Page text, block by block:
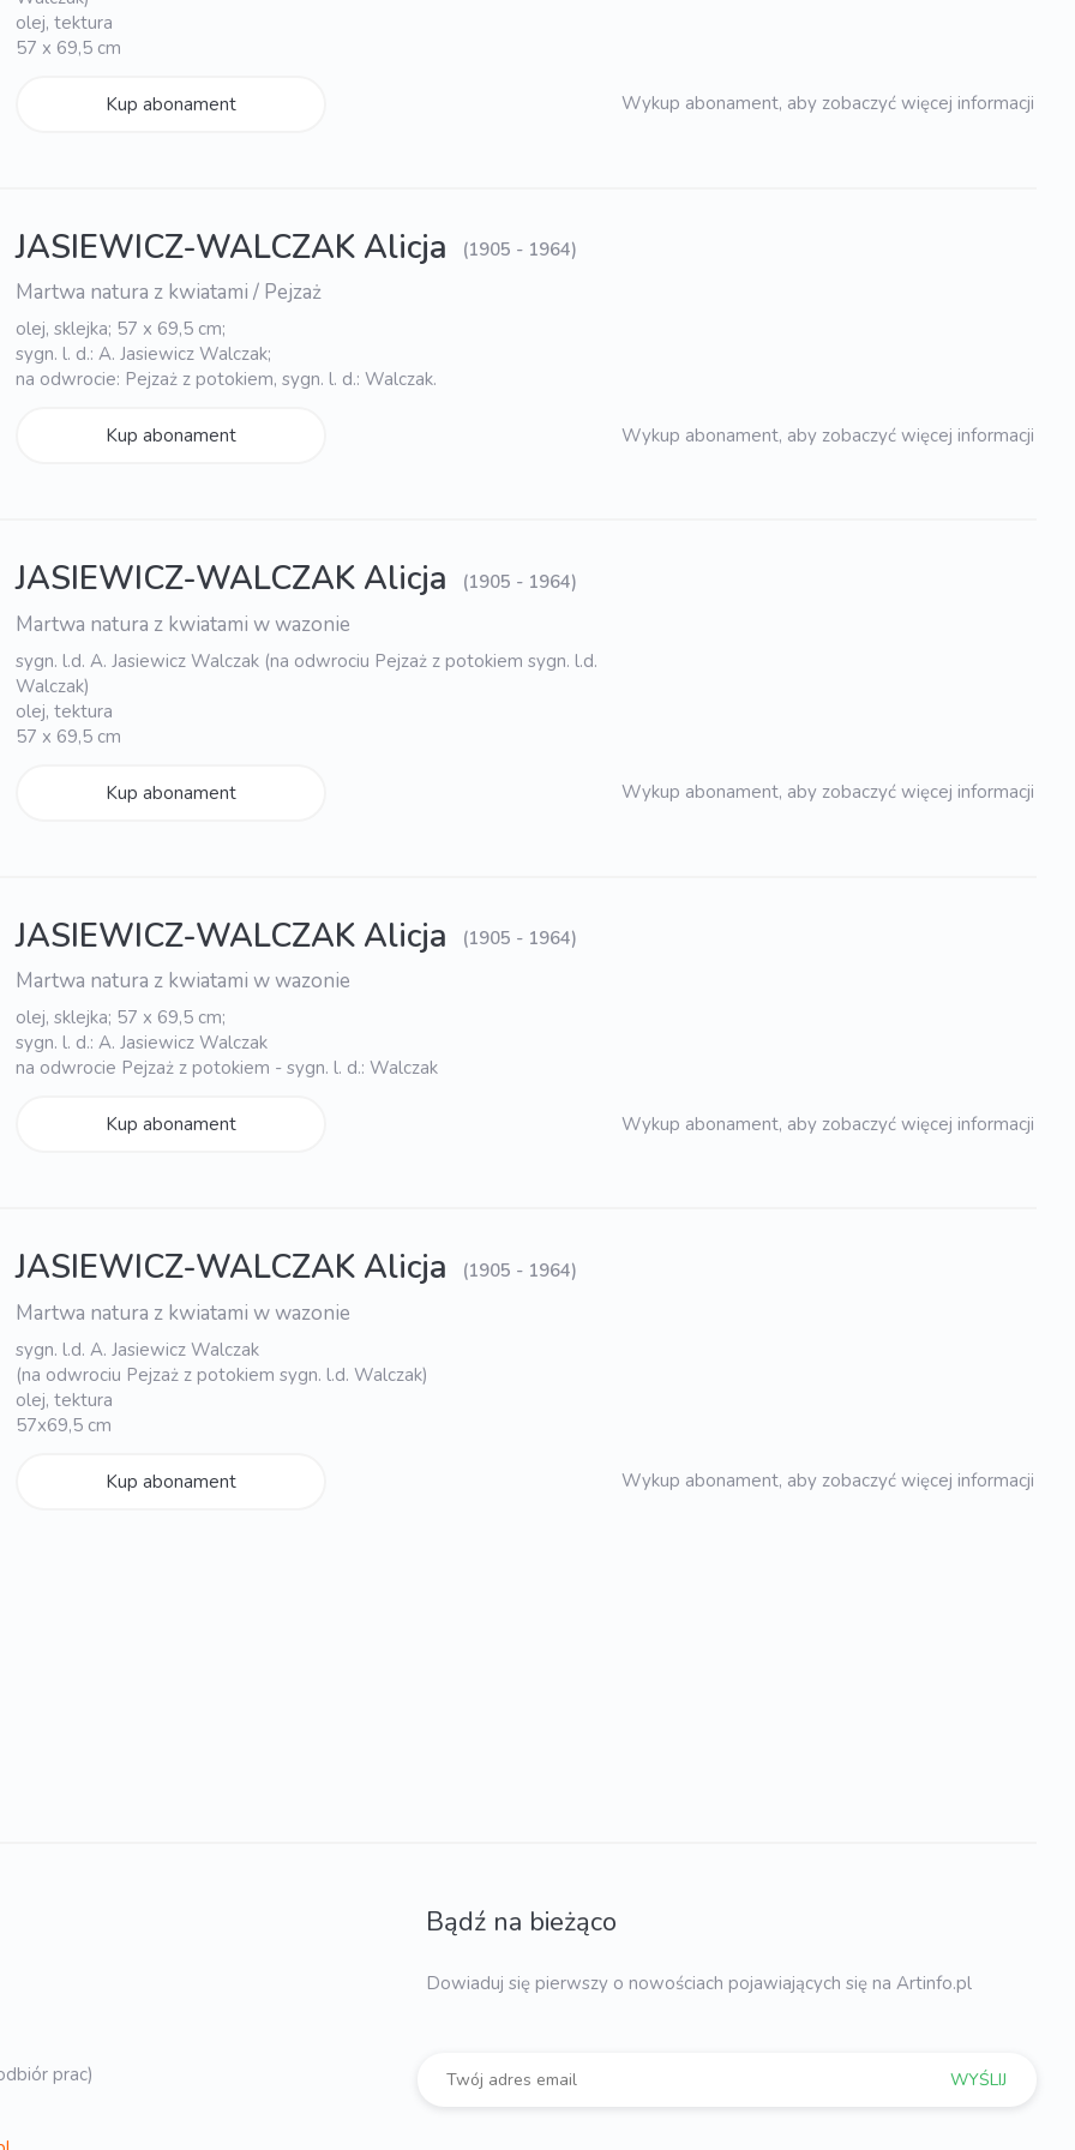
olej, tektura
57 x 69,5 cm
Kup abonament Wykup abonament, aby zobaczyć więcej informacji
JASIEWICZ-WALCZAK Alicja (1905 - 1964)
Martwa natura z kwiatami / Pejzaż
olej, sklejka; 57 x 69,5 cm;
sygn. l. d.: A. Jasiewicz Walczak;
na odwrocie: Pejzaż z potokiem, sygn. l. d.: Walczak.
Kup abonament Wykup abonament, aby zobaczyć więcej informacji
JASIEWICZ-WALCZAK Alicja (1905 - 1964)
Martwa natura z kwiatami w wazonie
sygn. l.d. A. Jasiewicz Walczak (na odwrociu Pejzaż z potokiem sygn. l.d.
Walczak)
olej, tektura
57 x 69,5 cm
Kup abonament Wykup abonament, aby zobaczyć więcej informacji
JASIEWICZ-WALCZAK Alicja (1905 - 1964)
Martwa natura z kwiatami w wazonie
olej, sklejka; 57 x 69,5 cm;
sygn. l. d.: A. Jasiewicz Walczak
na odwrocie Pejzaż z potokiem - sygn. l. d.: Walczak
Kup abonament Wykup abonament, aby zobaczyć więcej informacji
JASIEWICZ-WALCZAK Alicja (1905 - 1964)
Martwa natura z kwiatami w wazonie
sygn. l.d. A. Jasiewicz Walczak
(na odwrociu Pejzaż z potokiem sygn. l.d. Walczak)
olej, tektura
57x69,5 cm
Kup abonament Wykup abonament, aby zobaczyć więcej informacji
prac)
Bądź na bieżąco
Dowiaduj się pierwszy o nowościach pojawiających się na Artinfo.pl
WYŚLIJ